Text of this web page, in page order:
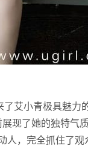
艾小青极具魅力
现了她的独特气
人，完全抓住了